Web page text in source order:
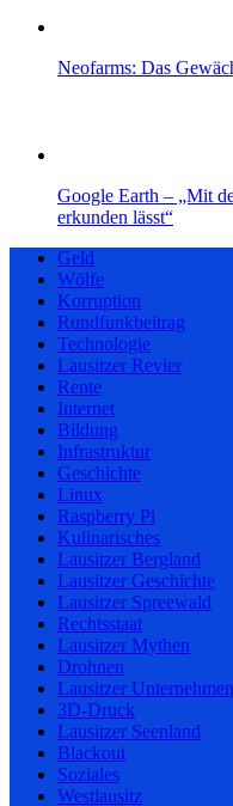
Neofarms: Das
Google Earth – „Mit
erkunden lässt“
Geld
Wölfe
Korruption
Rundfunkbeitrag
Technologie
Lausitzer Revier
Rente
Internet
Bildung
Infrastruktur
Geschichte
Linux
Raspberry Pi
Kulinarisches
Lausitzer Bergland
Lausitzer Geschichte
Lausitzer Spreewald
Rechtsstaat
Lausitzer Mythen
Drohnen
Lausitzer Unternehmen
3D-Druck
Lausitzer Seenland
Blackout
Soziales
Westlausitz